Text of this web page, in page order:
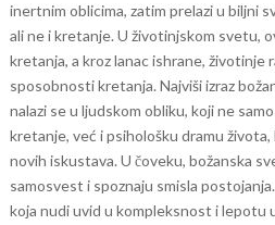
inertnim oblicima, zatim prelazi u biljni
ali ne i kretanje. U životinjskom svetu,
kretanja, a kroz lanac ishrane, životinje
sposobnosti kretanja. Najviši izraz
nalazi se u ljudskom obliku, koji ne
kretanje, već i psihološku dramu
novih iskustava. U čoveku, božanska
samosvest i spoznaju smisla postojanja.
koja nudi uvid u kompleksnost i lepotu